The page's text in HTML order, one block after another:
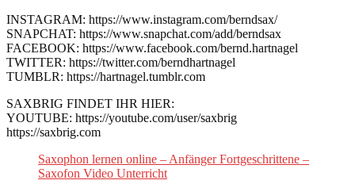
INSTAGRAM: https://www.instagram.com/berndsax/
SNAPCHAT: https://www.snapchat.com/add/berndsax
FACEBOOK: https://www.facebook.com/bernd.hartnagel
TWITTER: https://twitter.com/berndhartnagel
TUMBLR: https://hartnagel.tumblr.com
SAXBRIG FINDET IHR HIER:
YOUTUBE: https://youtube.com/user/saxbrig
https://saxbrig.com
Saxophon lernen online – Anfänger Fortgeschrittene –
Saxofon Video Unterricht